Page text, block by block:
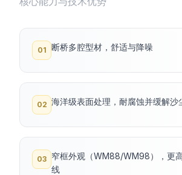
01 断桥多腔型材，舒适与降噪
02 海洋级表面处理，耐腐蚀并缓解沙
03 窄框外观（WM88/WM98），更
线